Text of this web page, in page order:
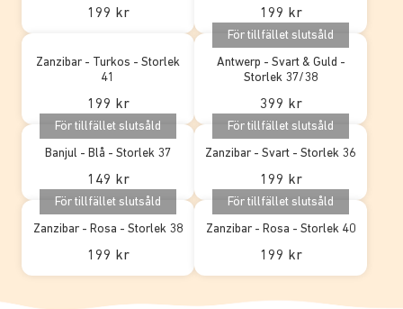
199 kr 199 kr
Zanzibar - Turkos - Storlek
41
199 kr
För tillfället slutsåld
Antwerp - Svart & Guld -
Storlek 37/38
399 kr
För tillfället slutsåld
Banjul - Blå - Storlek 37
149 kr
För tillfället slutsåld
Zanzibar - Svart - Storlek 36
199 kr
För tillfället slutsåld
Zanzibar - Rosa - Storlek 38
199 kr
För tillfället slutsåld
Zanzibar - Rosa - Storlek 40
199 kr